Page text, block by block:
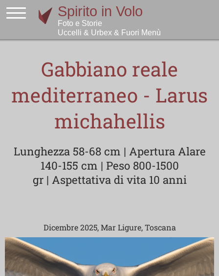
Gabbiano reale
mediterraneo - Larus
michahellis
Lunghezza 58-68 cm | Apertura Alare
140-155 cm | Peso 800-1500
gr | Aspettativa di vita 10 anni
Dicembre 2025, Mar Ligure, Toscana